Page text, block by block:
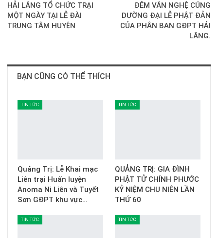
HẢI LĂNG TỔ CHỨC TRẠI
MỘT NGÀY TẠI LỄ ĐÀI
TRUNG TÂM HUYỆN
ĐÊM VĂN NGHỆ CÚNG
DƯỜNG ĐẠI LỄ PHẬT ĐẢN
CỦA PHÂN BAN GĐPT HẢI
LĂNG.
BẠN CŨNG CÓ THỂ THÍCH
TIN TỨC
Quảng Trị: Lễ Khai mạc
Liên trại Huấn luyện
Anoma Ni Liên và Tuyết
Sơn GĐPT khu vực…
TIN TỨC
QUẢNG TRỊ: GIA ĐÌNH
PHẬT TỬ CHÍNH PHƯỚC
KỶ NIỆM CHU NIÊN LẦN
THỨ 60
TIN TỨC TIN TỨC